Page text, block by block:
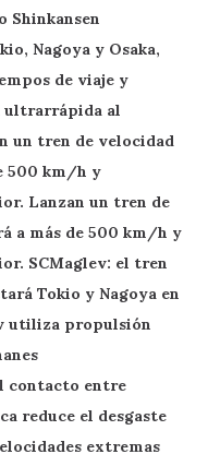
Shinkansen
Nagoya y Osaka,
de viaje y
ultrarrápida al
un tren de velocidad
500 km/h y
Lanzan un tren de
a más de 500 km/h y
SCMaglev: el tren
Tokio y Nagoya en
utiliza propulsión
contacto entre
reduce el desgaste
extremas